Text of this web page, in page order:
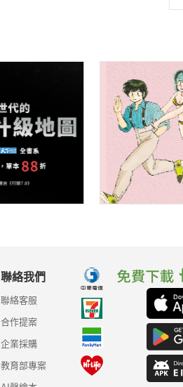
聯絡我們
聯絡客服
合作提案
企業採購
教育部專案